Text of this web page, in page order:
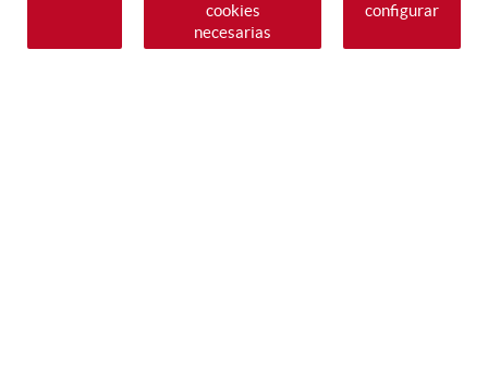
cookies
necesarias
configurar